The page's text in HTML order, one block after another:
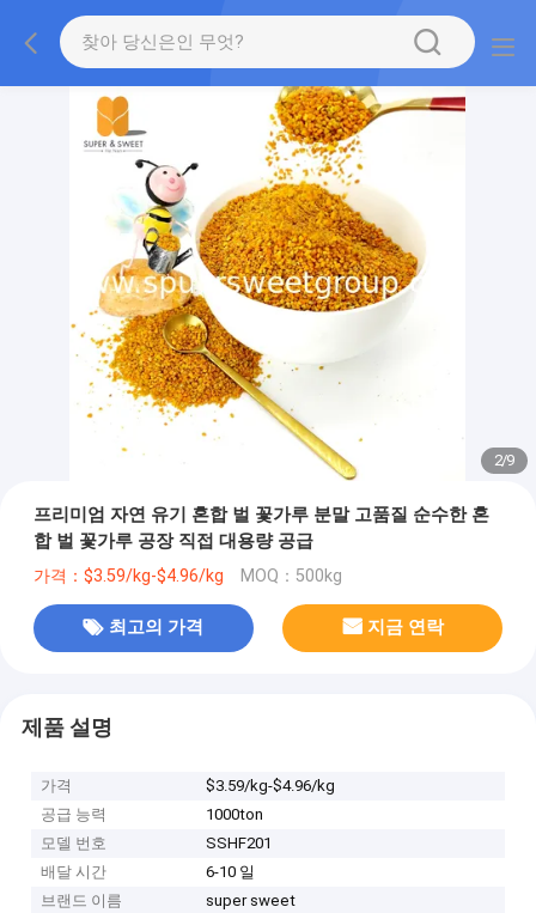
2/9
프리미엄 자연 유기 혼합 벌 꽃가루 분말 고품질 순수한 혼
합 벌 꽃가루 공장 직접 대용량 공급
가격：$3.59/kg-$4.96/kg MOQ：500kg
최고의 가격 지금 연락
제품 설명
가격
$3.59/kg-$4.96/kg
공급 능력
1000ton
모델 번호
SSHF201
배달 시간
6-10 일
브랜드 이름
super sweet